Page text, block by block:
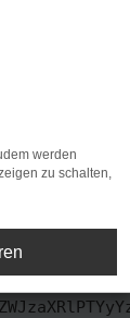
oder in
werden.
diesen Text
werden
zu schalten,